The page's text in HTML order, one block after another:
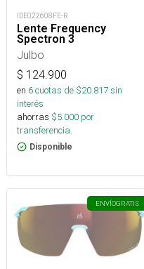
IDE022608FE-R
Lente Frequency
Spectron 3
Julbo
$ 124.900
en 6cuotas de $20.817sin
interés
ahorras $5.000 por
transferencia.
Disponible
ENVÍOGRATIS